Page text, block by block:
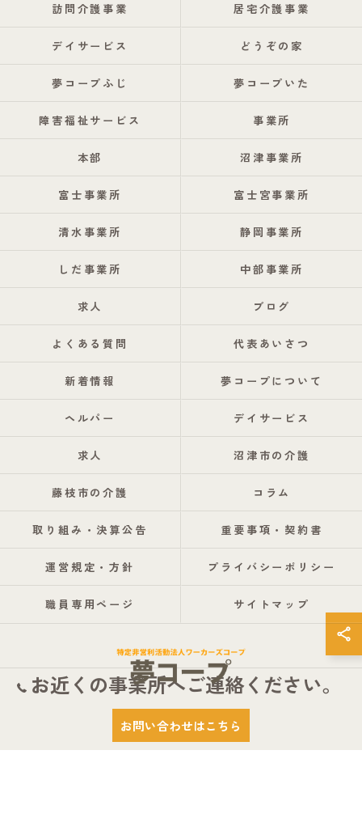
お近くの事業所へご連絡ください。
お問い合わせはこちら
訪問介護事業 居宅介護事業
デイサービス どうぞの家
夢コープふじ 夢コープいた
障害福祉サービス 事業所
本部 沼津事業所
富士事業所 富士宮事業所
清水事業所 静岡事業所
しだ事業所 中部事業所
求人 ブログ
よくある質問 代表あいさつ
新着情報 夢コープについて
ヘルパー デイサービス
求人 沼津市の介護
藤枝市の介護 コラム
取り組み・決算公告 重要事項・契約書
運営規定・方針 プライバシーポリシー
職員専用ページ サイトマップ
ALL RIGHTS RESERVED.